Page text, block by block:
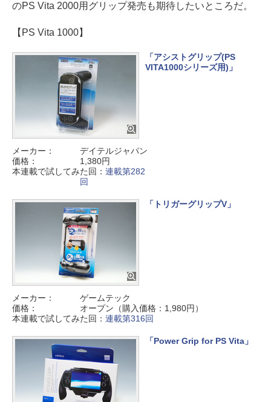
のPS Vita 2000用グリップ発売も期待したいところだ。
【PS Vita 1000】
「アシストグリップ(PS
VITA1000シリーズ用)」
メーカー：
デイテルジャパン
価格：
1,380円
本連載で試してみた回： 連載第282
回
「トリガーグリップV」
メーカー：
ゲームテック
価格：
オープン（購入価格：1,980円）
本連載で試してみた回： 連載第316回
「Power Grip for PS Vita」